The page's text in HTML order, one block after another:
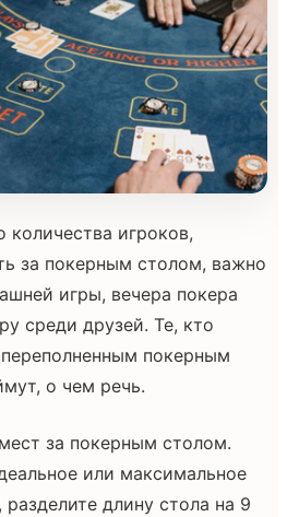
количества игроков,
за покерным столом, важно
игры, вечера покера
среди друзей. Те, кто
покерным
о чем речь.
за покерным столом.
или максимальное
длину стола на 9